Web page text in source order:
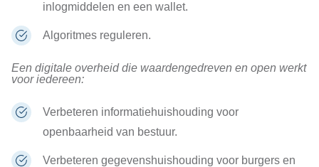
inlogmiddelen en een wallet.
Algoritmes reguleren.
Een digitale overheid die waardengedreven en open werkt
voor iedereen:
Verbeteren informatiehuishouding voor
openbaarheid van bestuur.
Verbeteren gegevenshuishouding voor burgers en